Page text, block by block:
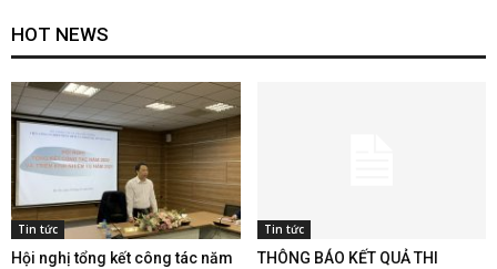
HOT NEWS
Tin tức
Hội nghị tổng kết công tác năm
Tin tức
THÔNG BÁO KẾT QUẢ THI